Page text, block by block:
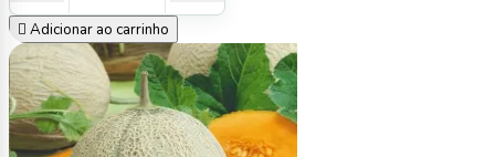
 Adicionar ao carrinho